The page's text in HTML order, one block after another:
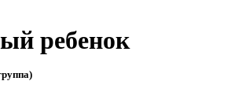
ребенок